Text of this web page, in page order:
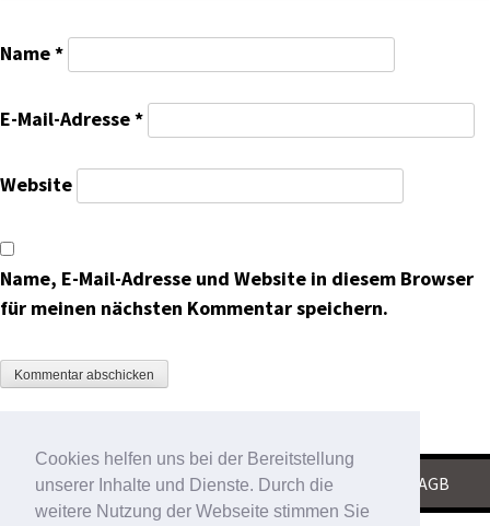
Cookies helfen uns bei der Bereitstellung
unserer Inhalte und Dienste. Durch die
weitere Nutzung der Webseite stimmen Sie
Name*
E-Mail-Adresse*
Website
Name, E-Mail-Adresse und Website in diesem Browser
für meinen nächsten Kommentar speichern.
KONTAKT|IMPRESSUM|DATENSCHUTZ AGB